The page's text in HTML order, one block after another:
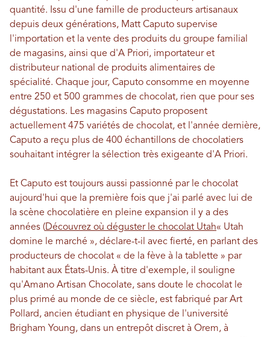
quantité. Issu d'une famille de producteurs artisanaux
depuis deux générations, Matt Caputo supervise
l'importation et la vente des produits du groupe familial
de magasins, ainsi que d'A Priori, importateur et
distributeur national de produits alimentaires de
spécialité. Chaque jour, Caputo consomme en moyenne
entre 250 et 500 grammes de chocolat, rien que pour ses
dégustations. Les magasins Caputo proposent
actuellement 475 variétés de chocolat, et l'année dernière,
Caputo a reçu plus de 400 échantillons de chocolatiers
souhaitant intégrer la sélection très exigeante d'A Priori.
Et Caputo est toujours aussi passionné par le chocolat
aujourd'hui que la première fois que j'ai parlé avec lui de
la scène chocolatière en pleine expansion il y a des
années (Découvrez où déguster le chocolat Utah« Utah
domine le marché », déclare-t-il avec fierté, en parlant des
producteurs de chocolat « de la fève à la tablette » par
habitant aux États-Unis. À titre d'exemple, il souligne
qu'Amano Artisan Chocolate, sans doute le chocolat le
plus primé au monde de ce siècle, est fabriqué par Art
Pollard, ancien étudiant en physique de l'université
Brigham Young, dans un entrepôt discret à Orem, à